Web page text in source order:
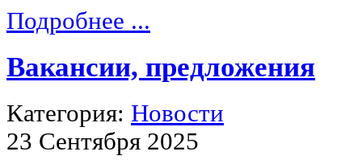
Подробнее ...
Вакансии, предложения
Категория: Новости
23 Сентября 2025